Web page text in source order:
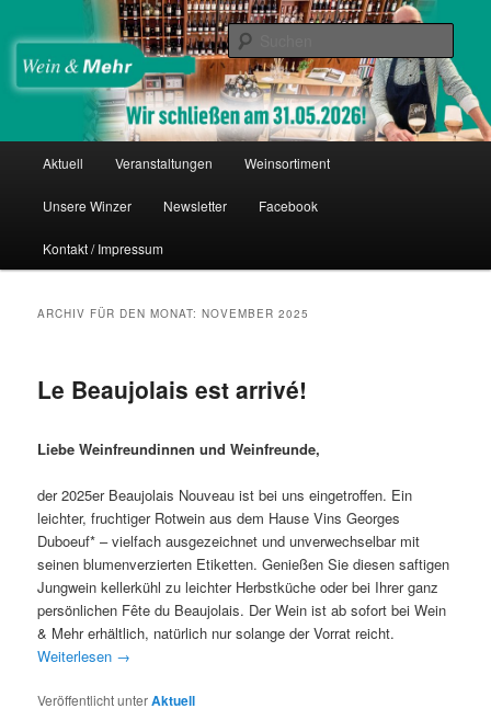
Inhalt
wechseln
sekundären
Inhalt
wechselnWein & Mehr
Thomas Nies
Aktuell Veranstaltungen Weinsortiment
Unsere Winzer Newsletter Facebook
Kontakt / Impressum
ARCHIV FÜR DEN MONAT:NOVEMBER 2025
Le Beaujolais est arrivé!
Liebe Weinfreundinnen und Weinfreunde,
der 2025er Beaujolais Nouveau ist bei uns eingetroffen. Ein
leichter, fruchtiger Rotwein aus dem Hause Vins Georges
Duboeuf* – vielfach ausgezeichnet und unverwechselbar mit
seinen blumenverzierten Etiketten. Genießen Sie diesen saftigen
Jungwein kellerkühl zu leichter Herbstküche oder bei Ihrer ganz
persönlichen Fête du Beaujolais. Der Wein ist ab sofort bei Wein
& Mehr erhältlich, natürlich nur solange der Vorrat reicht.
Weiterlesen →
Veröffentlicht unterAktuell